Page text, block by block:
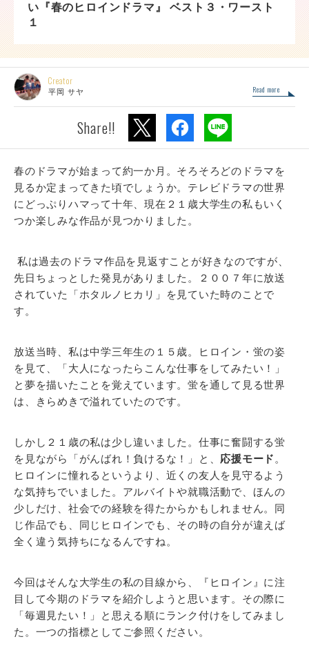
い『春のヒロインドラマ』 ベスト３・ワースト
１
Creator
平岡 サヤ Read more
Share!!
春のドラマが始まって約一か月。そろそろどのドラマを
見るか定まってきた頃でしょうか。テレビドラマの世界
にどっぷりハマって十年、現在２１歳大学生の私もいく
つか楽しみな作品が見つかりました。
私は過去のドラマ作品を見返すことが好きなのですが、
先日ちょっとした発見がありました。２００７年に放送
されていた「ホタルノヒカリ」を見ていた時のことで
す。
放送当時、私は中学三年生の１５歳。ヒロイン・蛍の姿
を見て、「大人になったらこんな仕事をしてみたい！」
と夢を描いたことを覚えています。蛍を通して見る世界
は、きらめきで溢れていたのです。
しかし２１歳の私は少し違いました。仕事に奮闘する蛍
を見ながら「がんばれ！負けるな！」と、 応援モード 。
ヒロインに憧れるというより、近くの友人を見守るよう
な気持ちでいました。アルバイトや就職活動で、ほんの
少しだけ、社会での経験を得たからかもしれません。同
じ作品でも、同じヒロインでも、その時の自分が違えば
全く違う気持ちになるんですね。
今回はそんな大学生の私の目線から、『ヒロイン』に注
目して今期のドラマを紹介しようと思います。その際に
「毎週見たい！」と思える順にランク付けをしてみまし
た。一つの指標としてご参照ください。